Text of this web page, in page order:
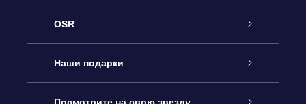
OSR
Обслуживание
Как с нами связаться
Наши подарки
Онлайн подарок Online Star Gift